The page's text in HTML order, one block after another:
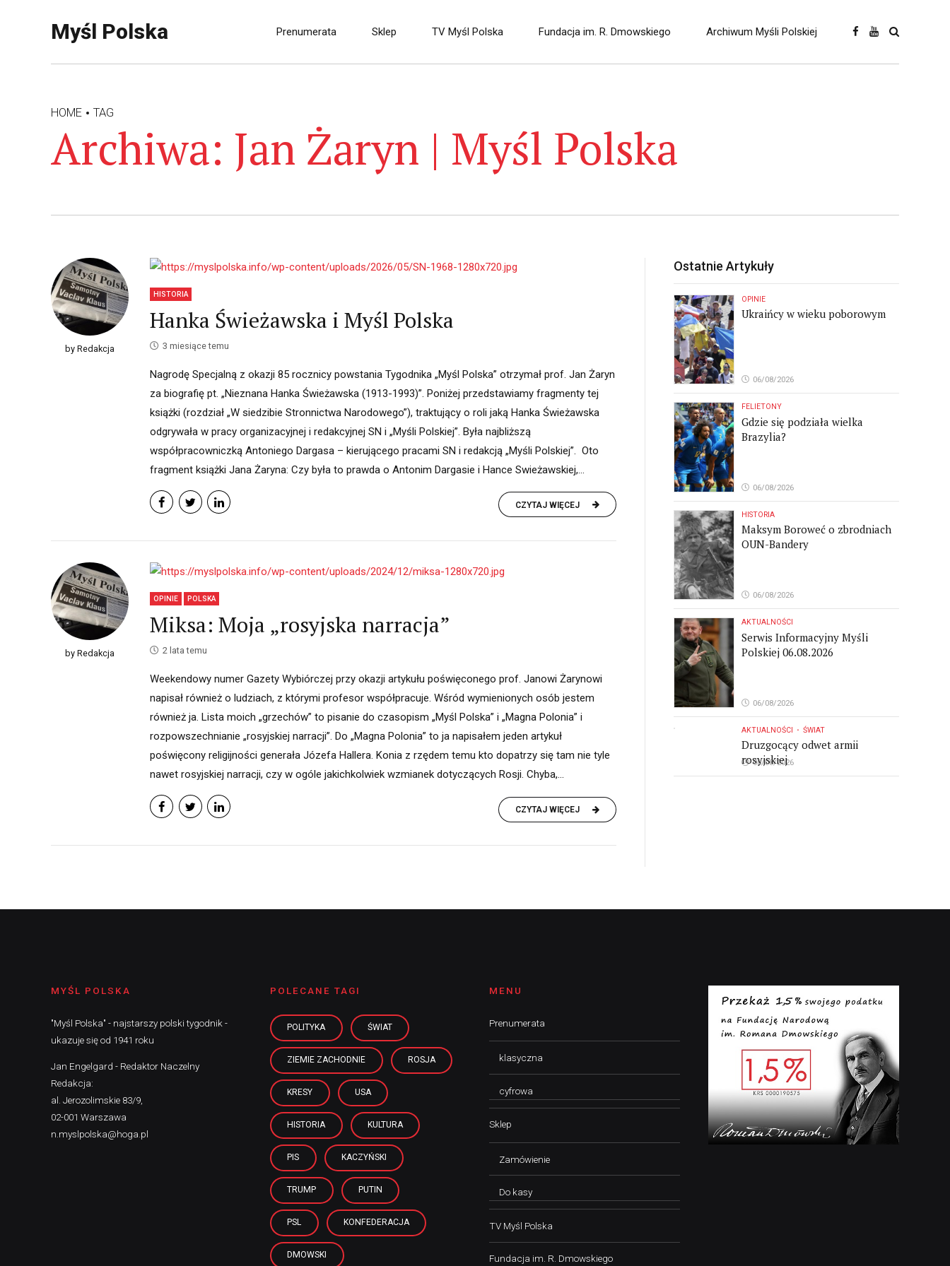
Myśl Polska Prenumerata Sklep TV Myśl Polska Fundacja im. R. Dmowskiego Archiwum Myśli Polskiej
HOME TAG
Archiwa: Jan Żaryn | Myśl Polska
by Redakcja
HISTORIA
Hanka Świeżawska i Myśl Polska
3 miesiące temu
Nagrodę Specjalną z okazji 85 rocznicy powstania Tygodnika „Myśl Polska” otrzymał prof. Jan Żaryn
za biografię pt. „Nieznana Hanka Świeżawska (1913-1993)”. Poniżej przedstawiamy fragmenty tej
książki (rozdział „W siedzibie Stronnictwa Narodowego”), traktujący o roli jaką Hanka Świeżawska
odgrywała w pracy organizacyjnej i redakcyjnej SN i „Myśli Polskiej”. Była najbliższą
współpracowniczką Antoniego Dargasa – kierującego pracami SN i redakcją „Myśli Polskiej”. Oto
fragment książki Jana Żaryna: Czy była to prawda o Antonim Dargasie i Hance Swieżawskiej,...
CZYTAJ WIĘCEJ
by Redakcja
OPINIE POLSKA
Miksa: Moja „rosyjska narracja”
2 lata temu
Weekendowy numer Gazety Wybiórczej przy okazji artykułu poświęconego prof. Janowi Żarynowi
napisał również o ludziach, z którymi profesor współpracuje. Wśród wymienionych osób jestem
również ja. Lista moich „grzechów” to pisanie do czasopism „Myśl Polska” i „Magna Polonia” i
rozpowszechnianie „rosyjskiej narracji”. Do „Magna Polonia” to ja napisałem jeden artykuł
poświęcony religijności generała Józefa Hallera. Konia z rzędem temu kto dopatrzy się tam nie tyle
nawet rosyjskiej narracji, czy w ogóle jakichkolwiek wzmianek dotyczących Rosji. Chyba,...
CZYTAJ WIĘCEJ
Ostatnie Artykuły
OPINIE
Ukraińcy w wieku poborowym
06/08/2026
FELIETONY
Gdzie się podziała wielka
Brazylia?
06/08/2026
HISTORIA
Maksym Boroweć o zbrodniach
OUN-Bandery
06/08/2026
AKTUALNOŚCI
Serwis Informacyjny Myśli
Polskiej 06.08.2026
06/08/2026
AKTUALNOŚCI ŚWIAT
Druzgocący odwet armii
rosyjskiej
06/08/2026
MYŚL POLSKA
"Myśl Polska" - najstarszy polski tygodnik -
ukazuje się od 1941 roku
Jan Engelgard - Redaktor Naczelny
Redakcja:
al. Jerozolimskie 83/9,
02-001 Warszawa
n.myslpolska@hoga.pl
POLECANE TAGI
POLITYKA ŚWIAT
ZIEMIE ZACHODNIE ROSJA
KRESY USA
HISTORIA KULTURA
PIS KACZYŃSKI
TRUMP PUTIN
PSL KONFEDERACJA
DMOWSKI
MENU
Prenumerata
klasyczna
cyfrowa
Sklep
Zamówienie
Do kasy
TV Myśl Polska
Fundacja im. R. Dmowskiego